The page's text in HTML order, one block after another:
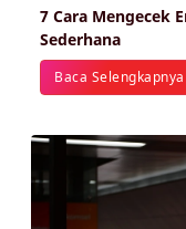
7 Cara Mengecek
Sederhana
Baca Selengkapnya